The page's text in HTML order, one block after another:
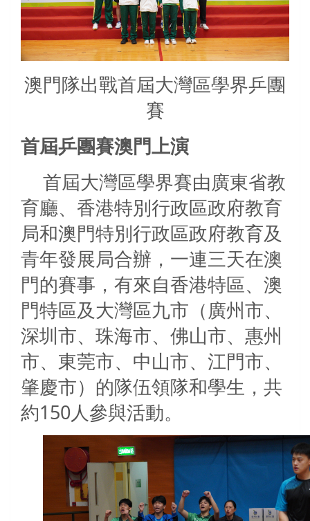
澳門隊出戰首屆大灣區學界乒團
賽
首屆乒團賽澳門上演
首屆大灣區學界賽由廣東省教
育廳、香港特別行政區政府教育
局和澳門特別行政區政府教育及
青年發展局合辦，一連三天在澳
門的賽事，有來自香港特區、澳
門特區及大灣區九市（廣州市、
深圳市、珠海市、佛山市、惠州
市、東莞市、中山市、江門市、
肇慶市）的隊伍領隊和學生，共
約150人參與活動。